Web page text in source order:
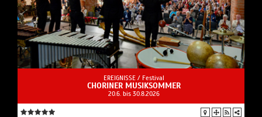
EREIGNISSE / Festival
CHORINER MUSIKSOMMER
20.6. bis 30.8.2026